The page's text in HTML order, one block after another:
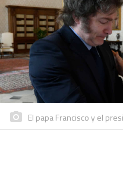
El papa Francisco y el